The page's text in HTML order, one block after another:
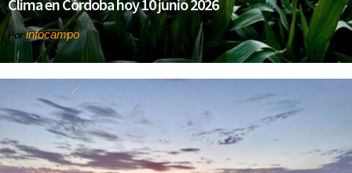
Clima en Córdoba hoy 10 junio 2026
Por infocampo